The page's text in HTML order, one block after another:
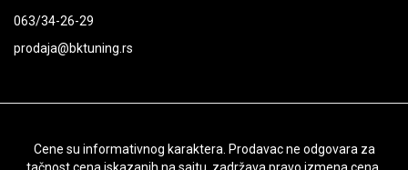
063/34-26-29
prodaja@bktuning.rs
Cene su informativnog karaktera. Prodavac ne odgovara za